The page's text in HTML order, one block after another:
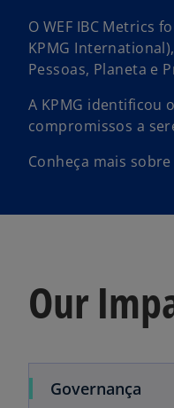
O WEF IBC Metrics
KPMG
Pessoas, Planeta e
A KPMG identificou
compromissos a
Conheça mais
Our
Governança